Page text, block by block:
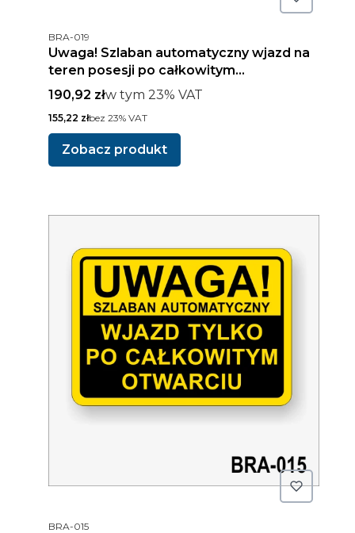
Kod produktu
BRA-019
Uwaga! Szlaban automatyczny wjazd na
teren posesji po całkowitym
podniesieniu szlabanu.
Cena brutto
190,92 złw tym %s VAT
w tym 23% VAT
Cena netto
155,22 złbez 23% VAT
Zobacz produkt
Kod produktu
BRA-015